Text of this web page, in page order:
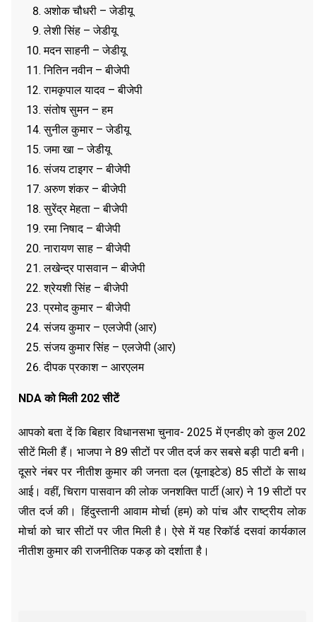
अशोक चौधरी – जेडीयू
लेशी सिंह – जेडीयू
मदन साहनी – जेडीयू
नितिन नवीन – बीजेपी
रामकृपाल यादव – बीजेपी
संतोष सुमन – हम
सुनील कुमार – जेडीयू
जमा खा – जेडीयू
संजय टाइगर – बीजेपी
अरुण शंकर – बीजेपी
सुरेंद्र मेहता – बीजेपी
रमा निषाद – बीजेपी
नारायण साह – बीजेपी
लखेन्द्र पासवान – बीजेपी
श्रेयशी सिंह – बीजेपी
प्रमोद कुमार – बीजेपी
संजय कुमार – एलजेपी (आर)
संजय कुमार सिंह – एलजेपी (आर)
दीपक प्रकाश – आरएलम
NDAको मिली 202 सीटें
आपको बता दें कि बिहार विधानसभा चुनाव- 2025 में एनडीए को कुल 202
सीटें मिली हैं। भाजपा ने 89 सीटों पर जीत दर्ज कर सबसे बड़ी पाटी बनी।
दूसरे नंबर पर नीतीश कुमार की जनता दल (यूनाइटेड) 85 सीटों के साथ
आई। वहीं, चिराग पासवान की लोक जनशक्ति पार्टी (आर) ने 19 सीटों पर
जीत दर्ज की। हिंदुस्तानी आवाम मोर्चा (हम) को पांच और राष्ट्रीय लोक
मोर्चा को चार सीटों पर जीत मिली है। ऐसे में यह रिकॉर्ड दसवां कार्यकाल
नीतीश कुमार की राजनीतिक पकड़ को दर्शाता है।